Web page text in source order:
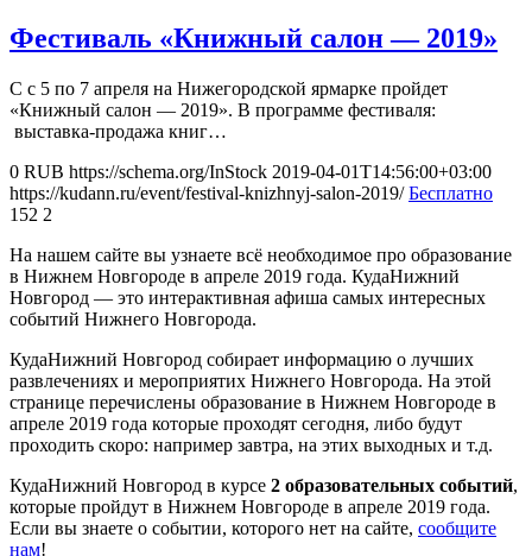
Фестиваль «Книжный салон — 2019»
С с 5 по 7 апреля на Нижегородской ярмарке пройдет
«Книжный салон — 2019». В программе фестиваля:
выставка-продажа книг…
0 RUB https://schema.org/InStock 2019-04-01T14:56:00+03:00
https://kudann.ru/event/festival-knizhnyj-salon-2019/ Бесплатно
152 2
На нашем сайте вы узнаете всё необходимое про образование
в Нижнем Новгороде в апреле 2019 года. КудаНижний
Новгород — это интерактивная афиша самых интересных
событий Нижнего Новгорода.
КудаНижний Новгород собирает информацию о лучших
развлечениях и мероприятих Нижнего Новгорода. На этой
странице перечислены образование в Нижнем Новгороде в
апреле 2019 года которые проходят сегодня, либо будут
проходить скоро: например завтра, на этих выходных и т.д.
КудаНижний Новгород в курсе 2 образовательных событий,
которые пройдут в Нижнем Новгороде в апреле 2019 года.
Если вы знаете о событии, которого нет на сайте, сообщите
нам!